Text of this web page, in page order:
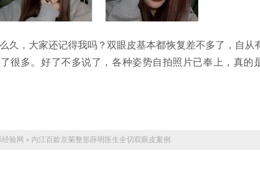
，大家还记得我吗？双眼皮基本都恢复差不多了，自从
很多。好了不多说了，各种姿势自拍照片已奉上，真的
经验网 » 内江百龄京菊整形薛明医生全切双眼皮案例